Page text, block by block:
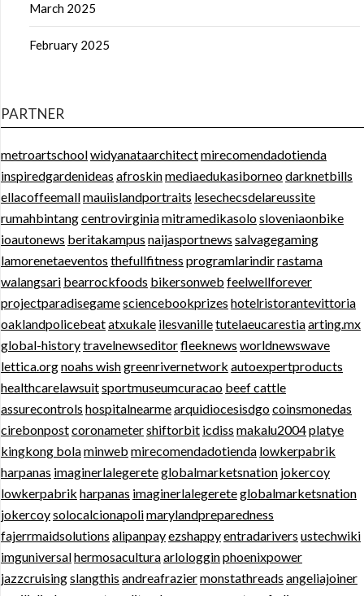
March 2025
February 2025
PARTNER
metroartschoolwidyanataarchitectmirecomendadotienda
inspiredgardenideas afroskinmediaedukasiborneodarknetbills
ellacoffeemallmauiislandportraits lesechecsdelareussite
rumahbintangcentrovirginiamitramedikasolosloveniaonbike
ioautonews beritakampus naijasportnews salvagegaming
lamorenetaeventos thefullfitness programlarindirrastama
walangsari bearrockfoods bikersonweb feelwellforever
projectparadisegamesciencebookprizes hotelristorantevittoria
oaklandpolicebeatatxukale ilesvanilletutelaeucarestiaarting.mx
global-historytravelnewseditorfleeknews worldnewswave
lettica.orgnoahs wishgreenrivernetwork autoexpertproducts
healthcarelawsuitsportmuseumcuracao beef cattle
assurecontrols hospitalnearmearquidiocesisdgocoinsmonedas
cirebonpostcoronametershiftorbit icdiss makalu2004platye
kingkong bolaminweb mirecomendadotienda lowkerpabrik
harpanas imaginerlalegereteglobalmarketsnation jokercoy
lowkerpabrik harpanas imaginerlalegereteglobalmarketsnation
jokercoysolocalcionapolimarylandpreparedness
fajerrmaidsolutions alipanpayezshappyentradarivers ustechwiki
imguniversalhermosaculturaarlologginphoenixpower
jazzcruisingslangthis andreafraziermonstathreads angeliajoiner